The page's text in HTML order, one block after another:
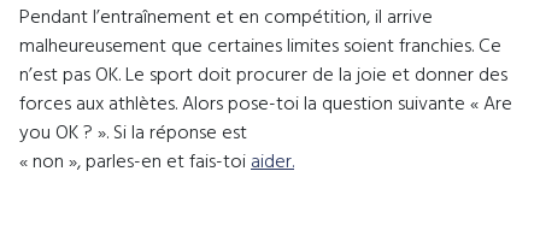
Pendant l’entraînement et en compétition, il arrive
malheureusement que certaines limites soient franchies. Ce
n’est pas OK. Le sport doit procurer de la joie et donner des
forces aux athlètes. Alors pose-toi la question suivante « Are
you OK ? ». Si la réponse est
« non », parles-en et fais-toiaider.